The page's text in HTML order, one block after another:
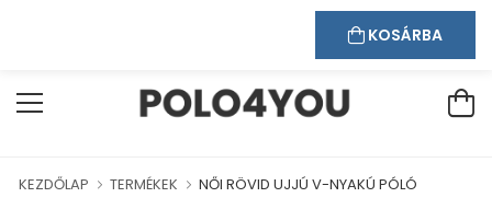
Bejelentkezés Regisztráció
KEZDŐLAP TERMÉKEK NŐI RÖVID UJJÚ V-NYAKÚ PÓLÓ
KOSÁRBA